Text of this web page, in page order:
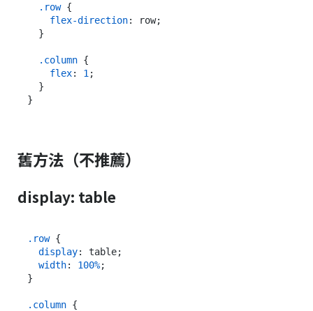
.row {
flex-direction: row;
.column {
flex: 1 ;
舊方法（不推薦）
display: table
.row {
display: table;
width: 100%;
}
.column {